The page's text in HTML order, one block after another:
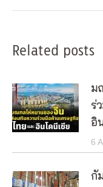
Related posts
ม
ร่
อิ
6
กั